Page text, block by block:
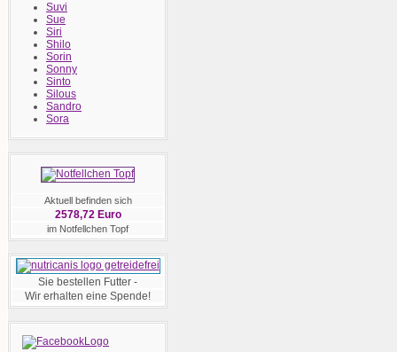
Suvi
Sue
Siri
Shilo
Sorin
Sonny
Sinto
Silous
Sandro
Sora
Aktuell befinden sich
2578,72 Euro
im Notfellchen Topf
Sie bestellen Futter -
Wir erhalten eine Spende!